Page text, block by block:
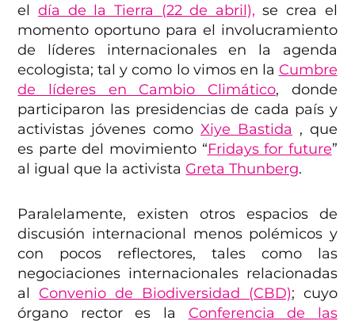
eldía de la Tierra (22 de abril), se crea el
momento oportuno para el involucramiento
de líderes internacionales en la agenda
ecologista; tal y como lo vimos en la Cumbre
de líderes en Cambio Climático, donde
participaron las presidencias de cada país y
activistas jóvenes como Xiye Bastida , que
es parte del movimiento “Fridays for future”
al igual que la activista Greta Thunberg.
Paralelamente, existen otros espacios de
discusión internacional menos polémicos y
con pocos reflectores, tales como las
negociaciones internacionales relacionadas
al Convenio de Biodiversidad (CBD); cuyo
órgano rector es la Conferencia de las